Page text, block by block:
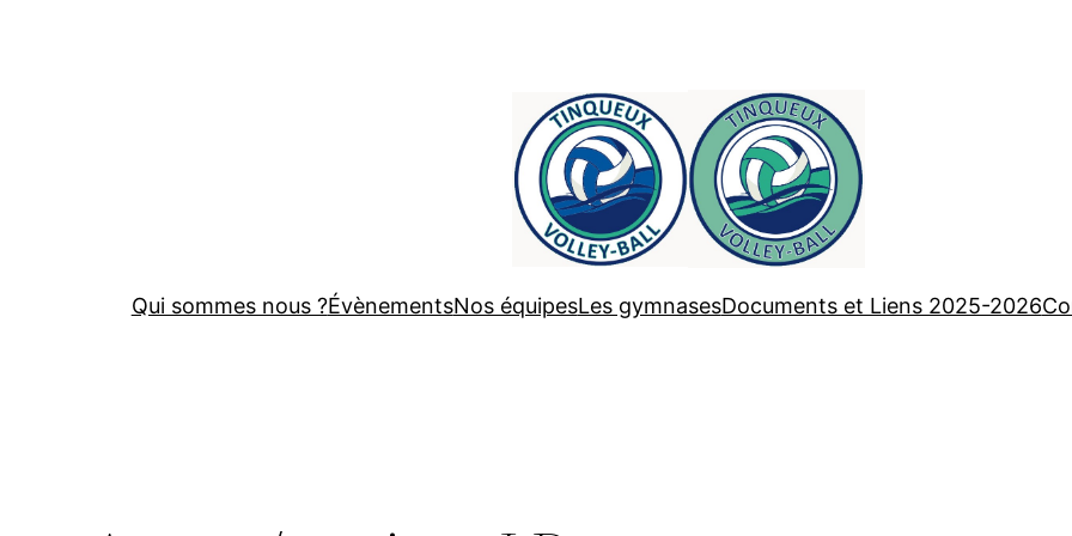
Qui sommes nous ?ÉvènementsNos équipesLes gymnasesDocuments et Liens 2025-2026